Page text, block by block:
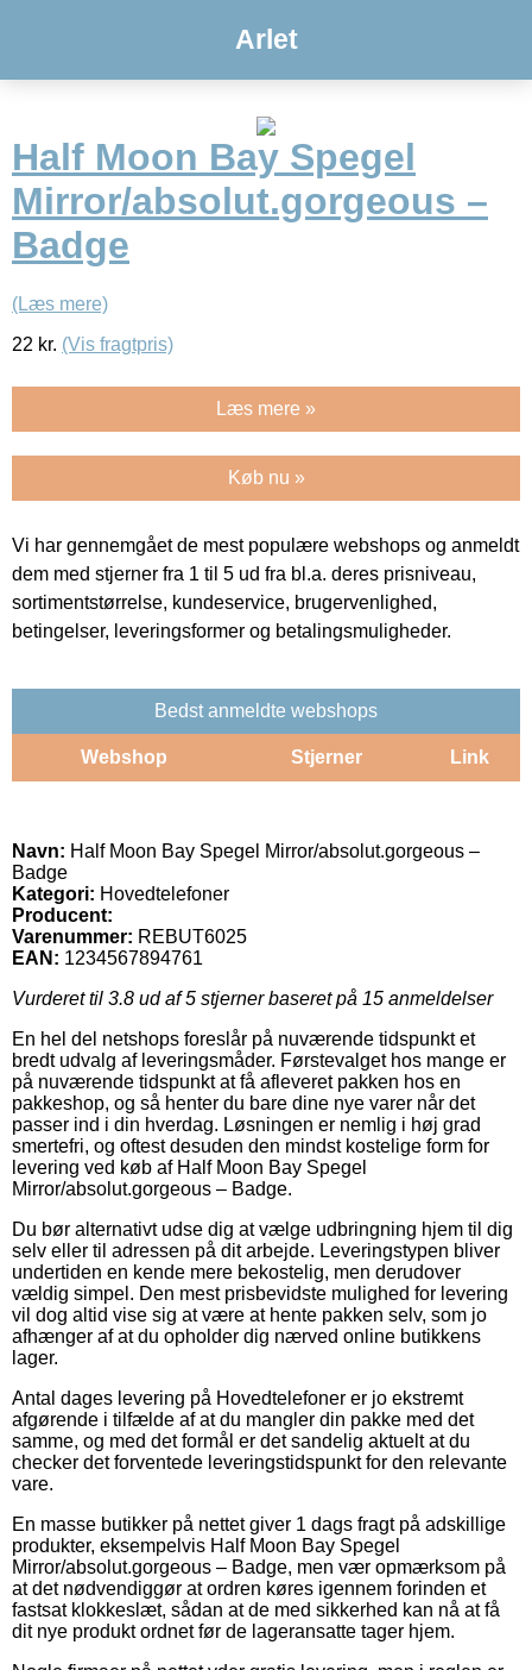
Arlet
Half Moon Bay Spegel
Mirror/absolut.gorgeous –
Badge
(Læs mere)
22 kr. (Vis fragtpris)
Læs mere »
Køb nu »
Vi har gennemgået de mest populære webshops og anmeldt
dem med stjerner fra 1 til 5 ud fra bl.a. deres prisniveau,
sortimentstørrelse, kundeservice, brugervenlighed,
betingelser, leveringsformer og betalingsmuligheder.
Bedst anmeldte webshops
Webshop Stjerner Link
Navn: Half Moon Bay Spegel Mirror/absolut.gorgeous –
Badge
Kategori: Hovedtelefoner
Producent:
Varenummer: REBUT6025
EAN: 1234567894761
Vurderet til 3.8 ud af 5 stjerner baseret på 15 anmeldelser
En hel del netshops foreslår på nuværende tidspunkt et
bredt udvalg af leveringsmåder. Førstevalget hos mange er
på nuværende tidspunkt at få afleveret pakken hos en
pakkeshop, og så henter du bare dine nye varer når det
passer ind i din hverdag. Løsningen er nemlig i høj grad
smertefri, og oftest desuden den mindst kostelige form for
levering ved køb af Half Moon Bay Spegel
Mirror/absolut.gorgeous – Badge.
Du bør alternativt udse dig at vælge udbringning hjem til dig
selv eller til adressen på dit arbejde. Leveringstypen bliver
undertiden en kende mere bekostelig, men derudover
vældig simpel. Den mest prisbevidste mulighed for levering
vil dog altid vise sig at være at hente pakken selv, som jo
afhænger af at du opholder dig nærved online butikkens
lager.
Antal dages levering på Hovedtelefoner er jo ekstremt
afgørende i tilfælde af at du mangler din pakke med det
samme, og med det formål er det sandelig aktuelt at du
checker det forventede leveringstidspunkt for den relevante
vare.
En masse butikker på nettet giver 1 dags fragt på adskillige
produkter, eksempelvis Half Moon Bay Spegel
Mirror/absolut.gorgeous – Badge, men vær opmærksom på
at det nødvendiggør at ordren køres igennem forinden et
fastsat klokkeslæt, sådan at de med sikkerhed kan nå at få
dit nye produkt ordnet før de lageransatte tager hjem.